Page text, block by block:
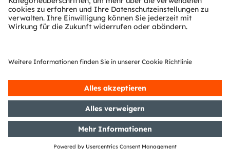
© 2026 ams-OSRAM AG. All rights reserved.
Datenschutzerklärung Nutzungsbedingungen
Terms of Trade
ImpressumCookie PolicyAI Policy